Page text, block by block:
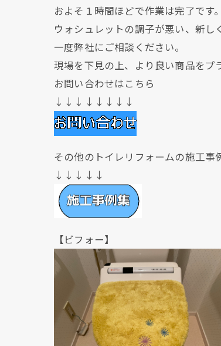
およそ１時間ほどで作業は完了です。
ウォシュレットの調子が悪い、新し
一度弊社にご相談ください。
現場を下見の上、より良い商品をプ
お問い合わせはこちら
↓↓↓↓↓↓↓↓
その他のトイレリフォームの施工事
↓↓↓↓↓
【ビフォー】 【